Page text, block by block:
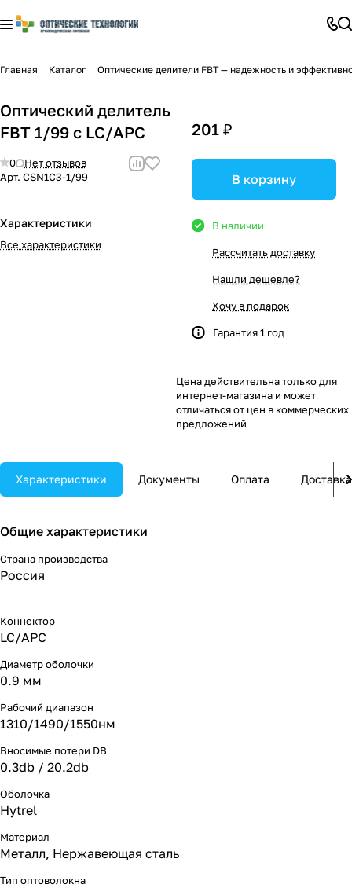
Главная Каталог Оптические делители FBT — надежность и
Оптический делитель
FBT 1/99 с LC/APC
0
Нет отзывов
Арт. CSN1C3-1/99
Характеристики
Все характеристики
201 ₽
В корзину
В наличии
Рассчитать доставку
Нашли дешевле?
Хочу в подарок
Гарантия 1 год
Цена действительна только для
интернет-магазина и может
отличаться от цен в коммерческих
предложений
Характеристики Документы Оплата Доставка
Общие характеристики
Страна производства
Россия
Коннектор
LC/APC
Диаметр оболочки
0.9 мм
Рабочий диапазон
1310/1490/1550нм
Вносимые потери DB
0.3db / 20.2db
Оболочка
Hytrel
Материал
Металл, Нержавеющая сталь
Тип оптоволокна